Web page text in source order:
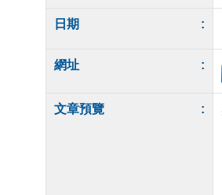
日期 :
網址 :
文章預覽 :